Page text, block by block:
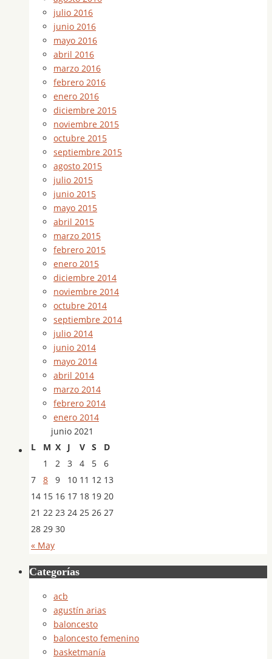
julio 2016
junio 2016
mayo 2016
abril 2016
marzo 2016
febrero 2016
enero 2016
diciembre 2015
noviembre 2015
octubre 2015
septiembre 2015
agosto 2015
julio 2015
junio 2015
mayo 2015
abril 2015
marzo 2015
febrero 2015
enero 2015
diciembre 2014
noviembre 2014
octubre 2014
septiembre 2014
julio 2014
junio 2014
mayo 2014
abril 2014
marzo 2014
febrero 2014
enero 2014
junio 2021
L
M X J V S D
« May
1 2 3 4 5
6
7
8 9 10 11 12 13
14 15 16 17 18 19 20
21 22 23 24 25 26 27
28 29 30
Categorías
acb
agustín arias
baloncesto
baloncesto femenino
basketmanía